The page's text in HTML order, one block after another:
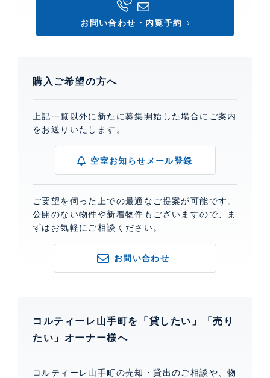
お問い合わせ・内覧予約
購入ご希望の方へ
上記一覧以外に新たに募集開始した場合にご案内
をお送りいたします。
空室お知らせメール登録
ご要望を伺った上での最適なご提案が可能です。
公開のない物件や新着物件もございますので、ま
ずはお気軽にご相談ください。
お問い合わせ
コルティーレ山手町を「貸したい」「売り
たい」オーナー様へ
コルティーレ山手町の売却・貸出のご相談や、物